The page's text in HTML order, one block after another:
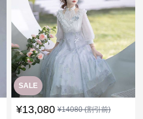
SALE
¥13,080 ¥14080(割引前)